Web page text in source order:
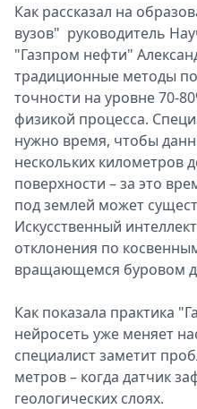
Как рассказал на
вузов" руководитель
"Газпром нефти"
традиционные методы
точности на уровне 70-
физикой процесса.
нужно время, чтобы
нескольких километров
поверхности – за это
под землей может
Искусственный
отклонения по
вращающемся буровом
Как показала практика
нейросеть уже меняет
специалист заметит
метров – когда датчик
геологических слоях.